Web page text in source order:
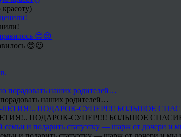
😍😍
наших родителей…
ПОДАРОК-СУПЕР!!!! БОЛЬШОЕ